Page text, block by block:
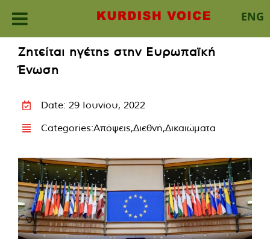
ENG
content
Ζητείται ηγέτης στην Ευρωπαϊκή
Ένωση
Date: 29 Ιουνίου, 2022
Categories:Απόψεις,Διεθνή,Δικαιώματα